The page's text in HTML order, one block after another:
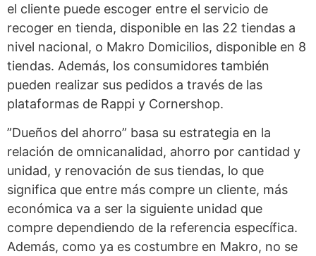
el cliente puede escoger entre el servicio de
recoger en tienda, disponible en las 22 tiendas a
nivel nacional, o Makro Domicilios, disponible en 8
tiendas. Además, los consumidores también
pueden realizar sus pedidos a través de las
plataformas de Rappi y Cornershop.
”Dueños del ahorro” basa su estrategia en la
relación de omnicanalidad, ahorro por cantidad y
unidad, y renovación de sus tiendas, lo que
significa que entre más compre un cliente, más
económica va a ser la siguiente unidad que
compre dependiendo de la referencia específica.
Además, como ya es costumbre en Makro, no se